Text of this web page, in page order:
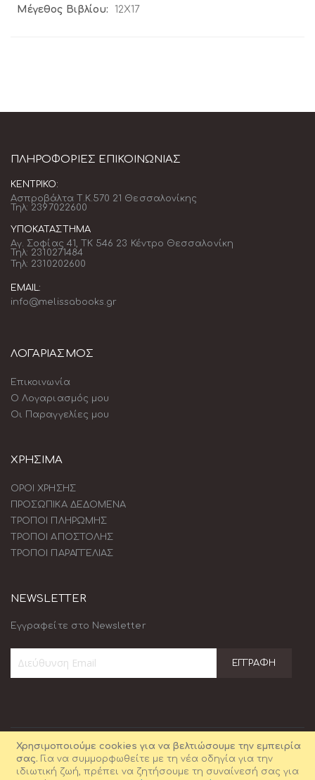
Χρησιμοποιούμε cookies για να βελτιώσουμε την εμπειρία
σας.
Για να συμμορφωθείτε με τη νέα οδηγία για την
ιδιωτική ζωή, πρέπει να ζητήσουμε τη συναίνεσή σας για
12Χ17
ΠΛΗΡΟΦΟΡΊΕΣ ΕΠΙΚΟΙΝΩΝΊΑΣ
ΚΕΝΤΡΙΚΌ:
Ασπροβάλτα Τ.Κ.570 21 Θεσσαλονίκης
Τηλ: 2397022600
ΥΠΟΚΑΤΆΣΤΗΜΑ
Αγ. Σοφίας 41, ΤΚ 546 23 Κέντρο Θεσσαλονίκη
Τηλ: 2310271484
Τηλ: 2310202600
EMAIL:
info@melissabooks.gr
ΛΟΓΑΡΙΑΣΜΟΣ
Επικοινωνία
Ο Λογαριασμός μου
Οι Παραγγελίες μου
ΧΡΗΣΙΜΑ
ΟΡΟΙ ΧΡΗΣΗΣ
ΠΡΟΣΩΠΙΚΑ ΔΕΔΟΜΕΝΑ
ΤΡΟΠΟΙ ΠΛΗΡΩΜΗΣ
ΤΡΟΠΟΙ ΑΠΟΣΤΟΛΗΣ
ΤΡΟΠΟΙ ΠΑΡΑΓΓΕΛΙΑΣ
NEWSLETTER
Εγγραφείτε στο Newsletter
Δελτίο:
ΕΓΓΡΑΦΉ